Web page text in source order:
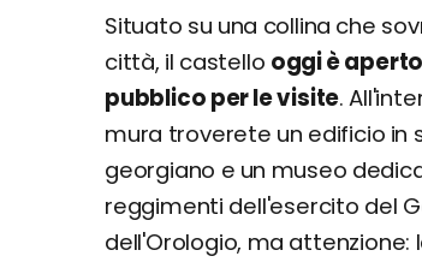
Situato su una collina che
città, il castello oggi è
pubblico per le visite.
mura troverete un edificio in
georgiano e un museo
reggimenti dell'esercito del
dell'Orologio, ma attenzione: